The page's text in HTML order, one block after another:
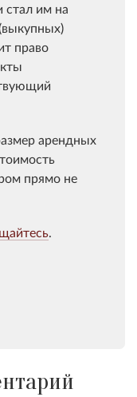
стал им на
право
арендных
прямо не
.